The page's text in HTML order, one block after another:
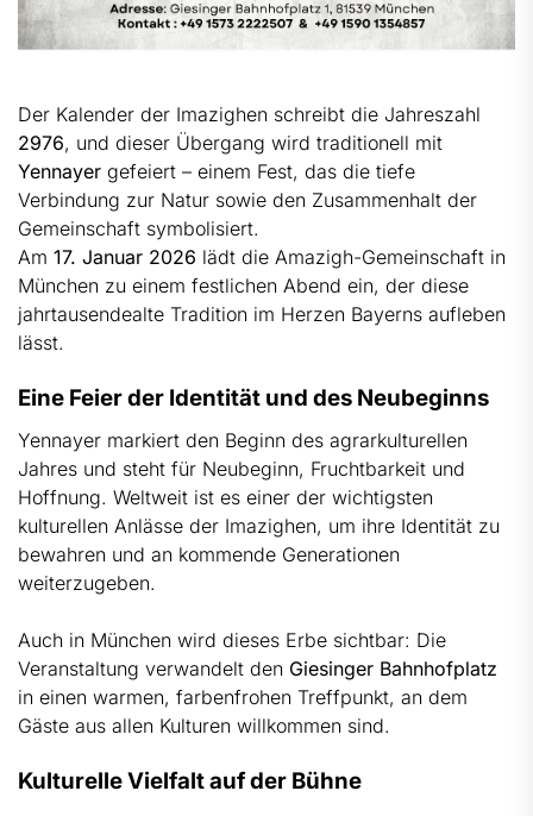
Der Kalender der Imazighen schreibt die Jahreszahl
2976, und dieser Übergang wird traditionell mit
Yennayer gefeiert – einem Fest, das die tiefe
Verbindung zur Natur sowie den Zusammenhalt der
Gemeinschaft symbolisiert.
Am 17. Januar 2026 lädt die Amazigh-Gemeinschaft in
München zu einem festlichen Abend ein, der diese
jahrtausendealte Tradition im Herzen Bayerns aufleben
lässt.
Eine Feier der Identität und des Neubeginns
Yennayer markiert den Beginn des agrarkulturellen
Jahres und steht für Neubeginn, Fruchtbarkeit und
Hoffnung. Weltweit ist es einer der wichtigsten
kulturellen Anlässe der Imazighen, um ihre Identität zu
bewahren und an kommende Generationen
weiterzugeben.
Auch in München wird dieses Erbe sichtbar: Die
Veranstaltung verwandelt den Giesinger Bahnhofplatz
in einen warmen, farbenfrohen Treffpunkt, an dem
Gäste aus allen Kulturen willkommen sind.
Kulturelle Vielfalt auf der Bühne